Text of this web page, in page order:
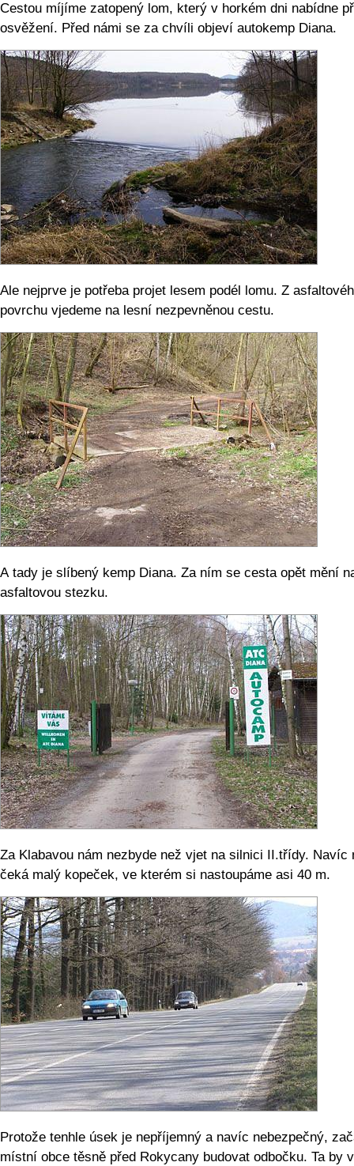
Cestou míjíme zatopený lom, který v horkém dni nabídne
osvěžení. Před námi se za chvíli objeví autokemp Diana.
Ale nejprve je potřeba projet lesem podél lomu. Z
povrchu vjedeme na lesní nezpevněnou cestu.
A tady je slíbený kemp Diana. Za ním se cesta opět mění
asfaltovou stezku.
Za Klabavou nám nezbyde než vjet na silnici II.třídy. Navíc
čeká malý kopeček, ve kterém si nastoupáme asi 40 m.
Protože tenhle úsek je nepříjemný a navíc nebezpečný,
místní obce těsně před Rokycany budovat odbočku. Ta by